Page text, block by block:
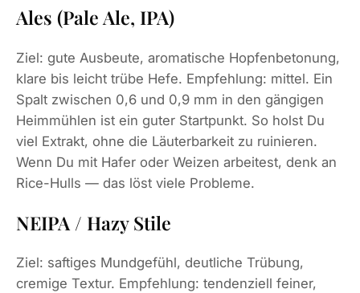
Ales (Pale Ale, IPA)
Ziel: gute Ausbeute, aromatische Hopfenbetonung,
klare bis leicht trübe Hefe. Empfehlung: mittel. Ein
Spalt zwischen 0,6 und 0,9 mm in den gängigen
Heimmühlen ist ein guter Startpunkt. So holst Du
viel Extrakt, ohne die Läuterbarkeit zu ruinieren.
Wenn Du mit Hafer oder Weizen arbeitest, denk an
Rice-Hulls — das löst viele Probleme.
NEIPA / Hazy Stile
Ziel: saftiges Mundgefühl, deutliche Trübung,
cremige Textur. Empfehlung: tendenziell feiner,